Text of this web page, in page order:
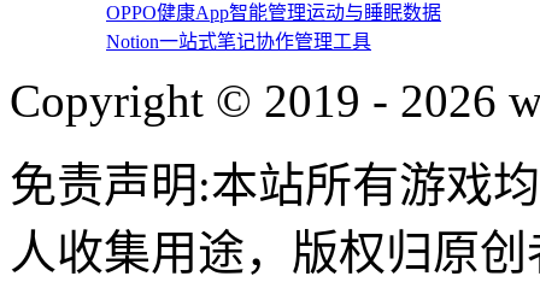
OPPO健康App智能管理运动与睡眠数据
Notion一站式笔记协作管理工具
Copyright © 2019 - 2026
免责声明:本站所有游戏
人收集用途，版权归原